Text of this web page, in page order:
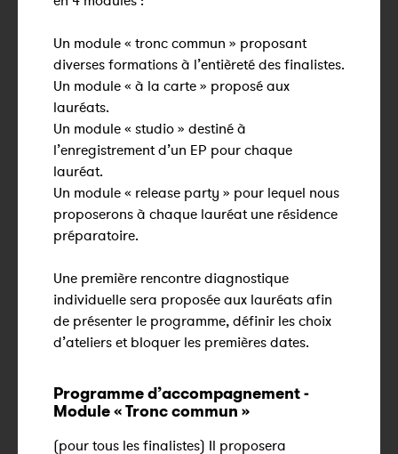
Un module « tronc commun » proposant
diverses formations à l’entièreté des finalistes.
Un module « à la carte » proposé aux
lauréats.
Un module « studio » destiné à
l’enregistrement d’un EP pour chaque
lauréat.
Un module « release party » pour lequel nous
proposerons à chaque lauréat une résidence
préparatoire.
Une première rencontre diagnostique
individuelle sera proposée aux lauréats afin
de présenter le programme, définir les choix
d’ateliers et bloquer les premières dates.
Programme d’accompagnement -
Module « Tronc commun »
(pour tous les finalistes) Il proposera